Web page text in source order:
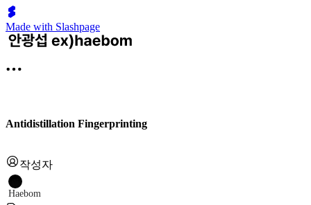
Made with Slashpage
Antidistillation Fingerprinting
작성자
Haebom